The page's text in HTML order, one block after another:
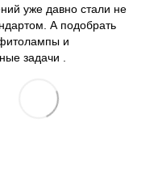
уже давно стали не
А подобрать
и
задачи